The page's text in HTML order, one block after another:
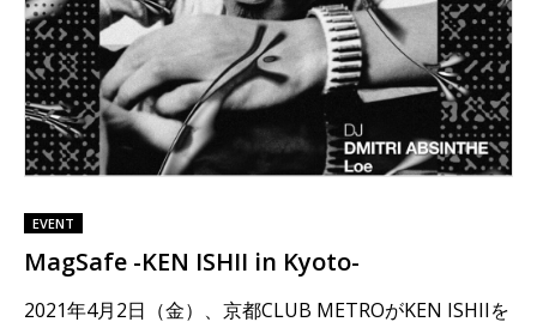
EVENT
MagSafe -KEN ISHII in Kyoto-
2021年4月2日（金）、京都CLUB METROがKEN ISHIIを